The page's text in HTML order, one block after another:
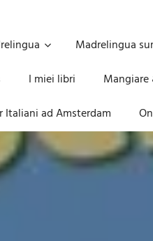
Madrelingua
I miei libri Mangiare
Italiani ad Amsterdam